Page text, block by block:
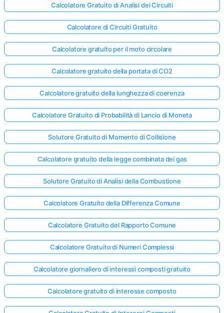
Calcolatore Gratuito di Analisi dei Circuiti
Calcolatore di Circuiti Gratuito
Calcolatore gratuito per il moto circolare
Calcolatore gratuito della portata di CO2
Calcolatore gratuito della lunghezza di coerenza
Calcolatore Gratuito di Probabilità di Lancio di Moneta
Solutore Gratuito di Momento di Collisione
Calcolatore gratuito della legge combinata dei gas
Solutore Gratuito di Analisi della Combustione
Calcolatore Gratuito della Differenza Comune
Calcolatore Gratuito del Rapporto Comune
Calcolatore Gratuito di Numeri Complessi
Calcolatore giornaliero di interessi composti gratuito
Calcolatore gratuito di interesse composto